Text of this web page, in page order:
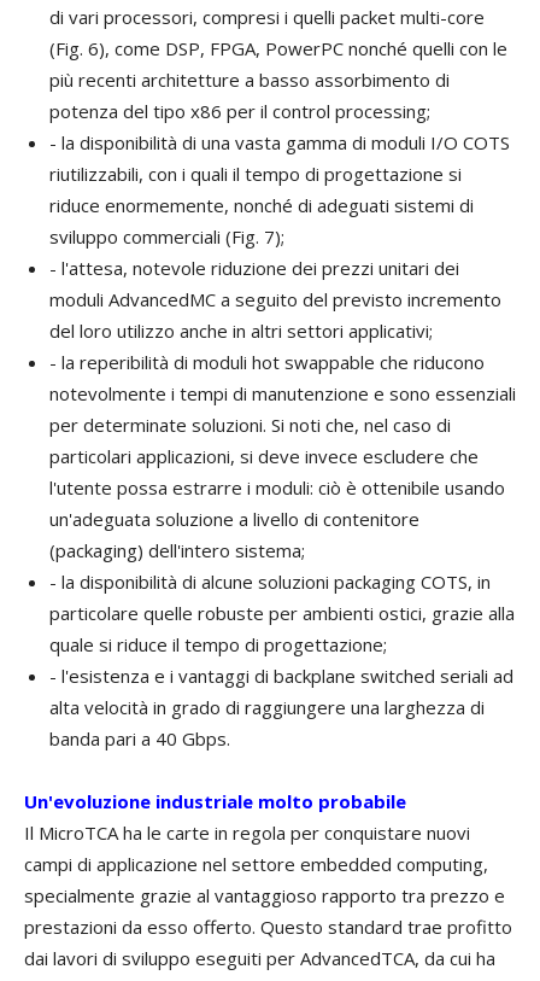
di vari processori, compresi i quelli packet multi-core
(Fig. 6), come DSP, FPGA, PowerPC nonché quelli con le
più recenti architetture a basso assorbimento di
potenza del tipo x86 per il control processing;
- la disponibilità di una vasta gamma di moduli I/O COTS
riutilizzabili, con i quali il tempo di progettazione si
riduce enormemente, nonché di adeguati sistemi di
sviluppo commerciali (Fig. 7);
- l'attesa, notevole riduzione dei prezzi unitari dei
moduli AdvancedMC a seguito del previsto incremento
del loro utilizzo anche in altri settori applicativi;
- la reperibilità di moduli hot swappable che riducono
notevolmente i tempi di manutenzione e sono essenziali
per determinate soluzioni. Si noti che, nel caso di
particolari applicazioni, si deve invece escludere che
l'utente possa estrarre i moduli: ciò è ottenibile usando
un'adeguata soluzione a livello di contenitore
(packaging) dell'intero sistema;
- la disponibilità di alcune soluzioni packaging COTS, in
particolare quelle robuste per ambienti ostici, grazie alla
quale si riduce il tempo di progettazione;
- l'esistenza e i vantaggi di backplane switched seriali ad
alta velocità in grado di raggiungere una larghezza di
banda pari a 40 Gbps.
Un'evoluzione industriale molto probabile
Il MicroTCA ha le carte in regola per conquistare nuovi
campi di applicazione nel settore embedded computing,
specialmente grazie al vantaggioso rapporto tra prezzo e
prestazioni da esso offerto. Questo standard trae profitto
dai lavori di sviluppo eseguiti per AdvancedTCA, da cui ha